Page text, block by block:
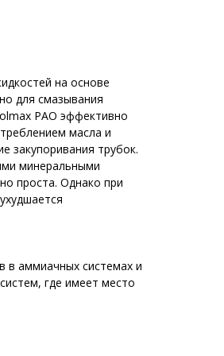
на основе
для смазывания
PAO эффективно
масла и
закупоривания трубок.
минеральными
проста. Однако при
в аммиачных системах и
где имеет место